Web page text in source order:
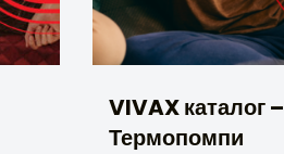
VIVAX каталог –
Термопомпи